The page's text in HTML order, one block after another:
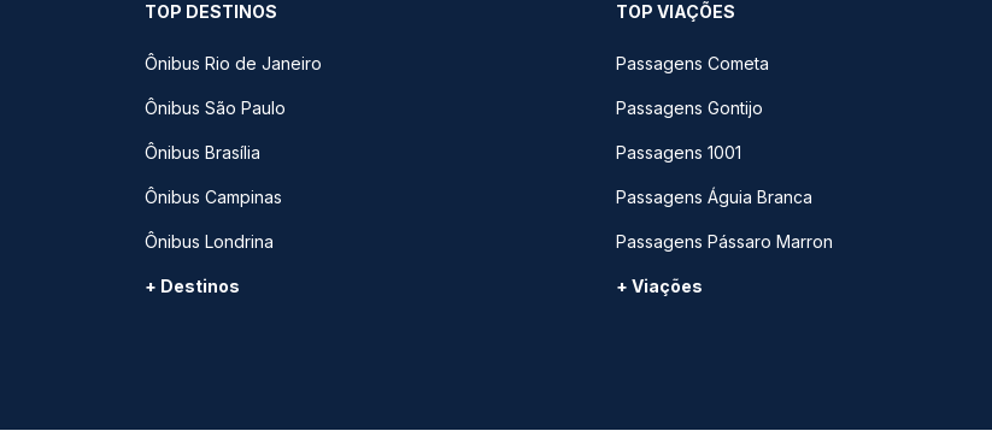
TOP DESTINOS
Ônibus Rio de Janeiro
Ônibus São Paulo
Ônibus Brasília
Ônibus Campinas
Ônibus Londrina
+ Destinos
TOP VIAÇÕES
Passagens Cometa
Passagens Gontijo
Passagens 1001
Passagens Águia Branca
Passagens Pássaro Marron
+ Viações